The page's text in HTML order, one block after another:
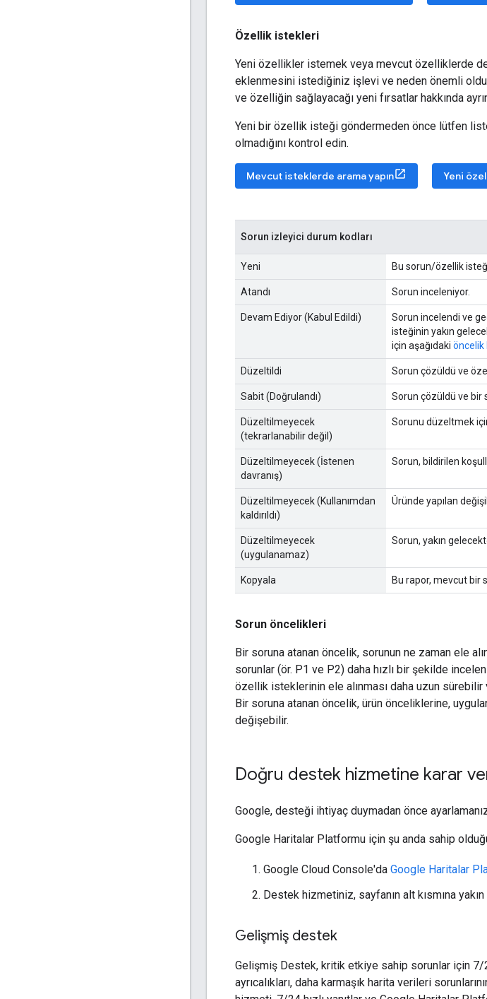
Özellik istekleri
Yeni özellikler istemek veya mevcut özelliklerde
eklenmesini istediğiniz işlevi ve neden önemli
ve özelliğin sağlayacağı yeni fırsatlar hakkında
Yeni bir özellik isteği göndermeden önce lütfen
olmadığını kontrol edin.
Mevcut isteklerde arama yapın Yeni
Sorun izleyici durum kodları
Yeni Bu sorun/özellik
Atandı Sorun inceleniyor.
Devam Ediyor (Kabul Edildi)
Sorun incelendi ve
isteğinin yakın
için aşağıdaki öncelik
Düzeltildi Sorun çözüldü ve
Sabit (Doğrulandı) Sorun çözüldü ve bir
Düzeltilmeyecek
(tekrarlanabilir değil)
Sorunu düzeltmek
Düzeltilmeyecek (İstenen
davranış)
Sorun, bildirilen
Düzeltilmeyecek (Kullanımdan
kaldırıldı)
Üründe yapılan
Düzeltilmeyecek
(uygulanamaz)
Sorun, yakın
Kopyala Bu rapor, mevcut bir
Sorun öncelikleri
Bir soruna atanan öncelik, sorunun ne zaman ele
sorunlar (ör. P1 ve P2) daha hızlı bir şekilde
özellik isteklerinin ele alınması daha uzun
Bir soruna atanan öncelik, ürün önceliklerine,
değişebilir.
Doğru destek hizmetine karar
Google, desteği ihtiyaç duymadan önce
Google Haritalar Platformu için şu anda sahip
Google Cloud Console'da Google Haritalar
Destek hizmetiniz, sayfanın alt kısmına
Gelişmiş destek
Gelişmiş Destek, kritik etkiye sahip sorunlar için
ayrıcalıkları, daha karmaşık harita verileri